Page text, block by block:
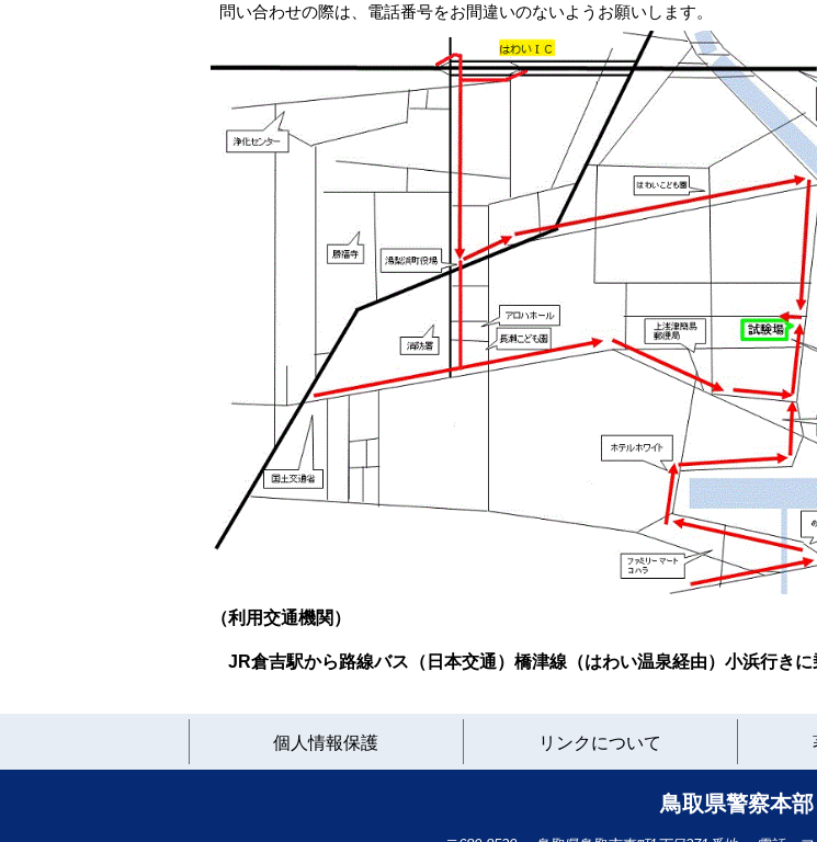
問い合わせの際は、電話番号をお間違いのないようお願いします。
（利用交通機関）
JR倉吉駅から路線バス（日本交通）橋津線（はわい温泉経由）小浜行き
個人情報保護
と
リンクについて
鳥取県警察本部